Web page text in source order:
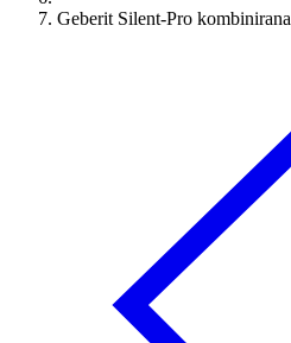
Geberit Silent-Pro